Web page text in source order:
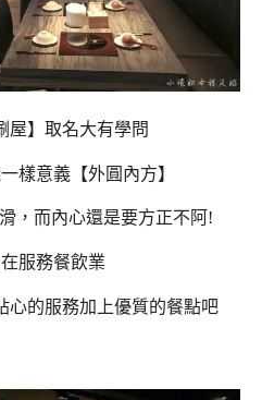
屋】取名大有學問
樣意義【外圓內方】
，而內心還是要方正不阿!
服務餐飲業
心的服務加上優質的餐點吧